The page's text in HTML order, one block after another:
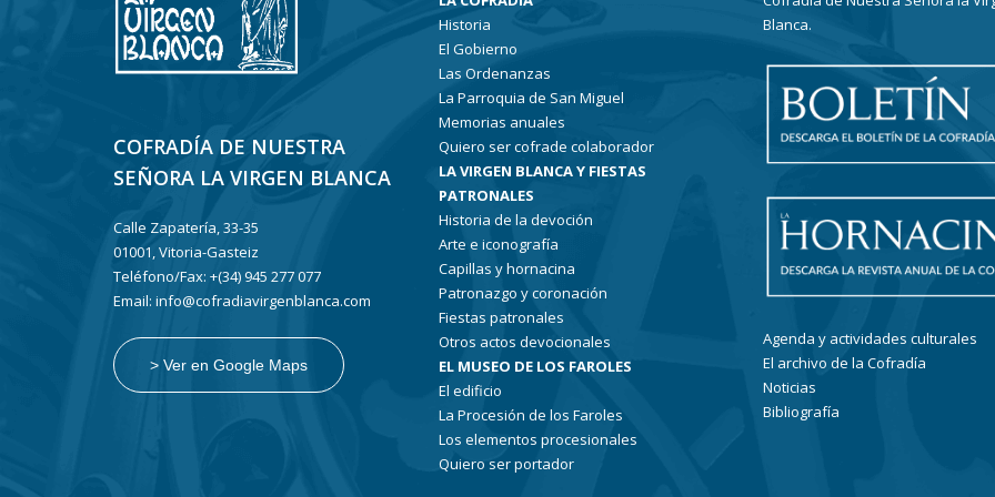
COFRADÍA DE NUESTRA
SEÑORA LA VIRGEN BLANCA
Calle Zapatería, 33-35
01001, Vitoria-Gasteiz
Teléfono/Fax: +(34) 945 277 077
Email: info@cofradiavirgenblanca.com
> Ver en Google Maps
Historia
El Gobierno
Las Ordenanzas
La Parroquia de San Miguel
Memorias anuales
Quiero ser cofrade colaborador
LA VIRGEN BLANCA Y FIESTAS
PATRONALES
Historia de la devoción
Arte e iconografía
Capillas y hornacina
Patronazgo y coronación
Fiestas patronales
Otros actos devocionales
EL MUSEO DE LOS FAROLES
El edificio
La Procesión de los Faroles
Los elementos procesionales
Quiero ser portador
Blanca.
Agenda y actividades culturales
El archivo de la Cofradía
Noticias
Bibliografía